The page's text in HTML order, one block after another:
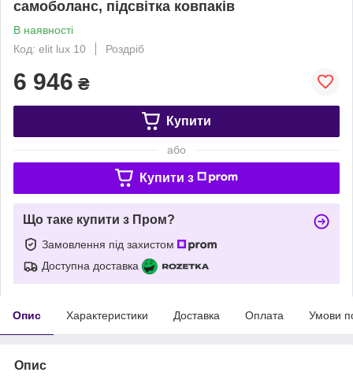
самоболанс, підсвітка ковпаків
В наявності
Код: elit lux 10
Роздріб
6 946 ₴
Купити
або
Купити з
Що таке купити з Пром?
Замовлення під захистом
Доступна доставка
Опис Характеристики Доставка Оплата Умови
Опис